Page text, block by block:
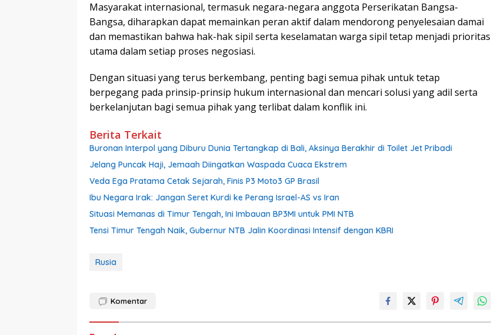
Masyarakat internasional, termasuk negara-negara anggota Perserikatan Bangsa-
Bangsa, diharapkan dapat memainkan peran aktif dalam mendorong penyelesaian damai
dan memastikan bahwa hak-hak sipil serta keselamatan warga sipil tetap menjadi prioritas
utama dalam setiap proses negosiasi.
Dengan situasi yang terus berkembang, penting bagi semua pihak untuk tetap
berpegang pada prinsip-prinsip hukum internasional dan mencari solusi yang adil serta
berkelanjutan bagi semua pihak yang terlibat dalam konflik ini.
Berita Terkait
Buronan Interpol yang Diburu Dunia Tertangkap di Bali, Aksinya Berakhir di Toilet Jet Pribadi
Jelang Puncak Haji, Jemaah Diingatkan Waspada Cuaca Ekstrem
Veda Ega Pratama Cetak Sejarah, Finis P3 Moto3 GP Brasil
Ibu Negara Irak: Jangan Seret Kurdi ke Perang Israel-AS vs Iran
Situasi Memanas di Timur Tengah, Ini Imbauan BP3MI untuk PMI NTB
Tensi Timur Tengah Naik, Gubernur NTB Jalin Koordinasi Intensif dengan KBRI
Rusia
Komentar